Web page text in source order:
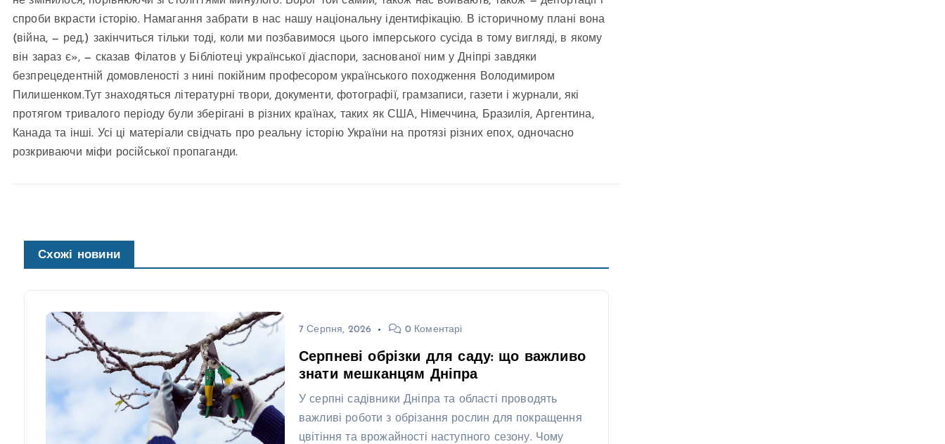
спроби вкрасти історію. Намагання забрати в нас нашу національну ідентифікацію. В історичному плані вона
(війна, — ред.) закінчиться тільки тоді, коли ми позбавимося цього імперського сусіда в тому вигляді, в якому
він зараз є», — сказав Філатов у Бібліотеці української діаспори, заснованої ним у Дніпрі завдяки
безпрецедентній домовленості з нині покійним професором українського походження Володимиром
Пилишенком.Тут знаходяться літературні твори, документи, фотографії, грамзаписи, газети і журнали, які
протягом тривалого періоду були зберігані в різних країнах, таких як США, Німеччина, Бразилія, Аргентина,
Канада та інші. Усі ці матеріали свідчать про реальну історію України на протязі різних епох, одночасно
розкриваючи міфи російської пропаганди.
Схожі новини
7 Серпня, 2026 0 Коментарі
Серпневі обрізки для саду: що важливо
знати мешканцям Дніпра
У серпні садівники Дніпра та області проводять
важливі роботи з обрізання рослин для покращення
цвітіння та врожайності наступного сезону. Чому